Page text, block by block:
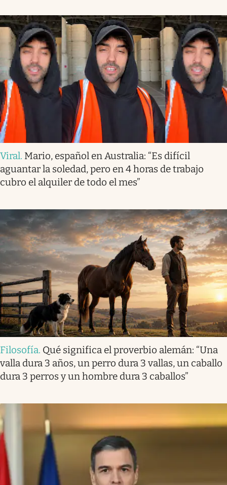
Viral. Mario, español en Australia: “Es difícil
aguantar la soledad, pero en 4 horas de trabajo
cubro el alquiler de todo el mes”
Filosofía. Qué significa el proverbio alemán: “Una
valla dura 3 años, un perro dura 3 vallas, un caballo
dura 3 perros y un hombre dura 3 caballos”